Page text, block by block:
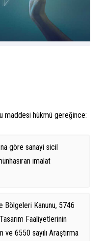
maddesi hükmü gereğince:
göre sanayi sicil
imalat
Bölgeleri Kanunu, 5746
Faaliyetlerinin
ve 6550 sayılı Araştırma